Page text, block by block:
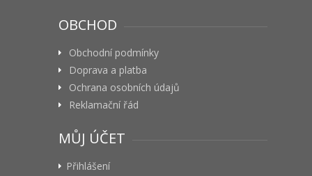
OBCHOD
Obchodní podmínky
Doprava a platba
Ochrana osobních údajů
Reklamační řád
MŮJ ÚČET
Přihlášení